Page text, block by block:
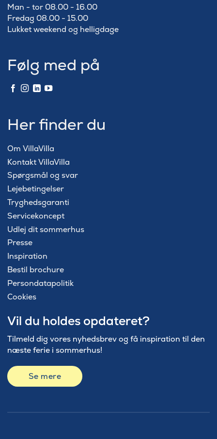
Man - tor 08.00 - 16.00
Fredag 08.00 - 15.00
Lukket weekend og helligdage
Følg med på
Her finder du
Om VillaVilla
Kontakt VillaVilla
Spørgsmål og svar
Lejebetingelser
Tryghedsgaranti
Servicekoncept
Udlej dit sommerhus
Presse
Inspiration
Bestil brochure
Persondatapolitik
Cookies
Vil du holdes opdateret?
Tilmeld dig vores nyhedsbrev og få inspiration til den
næste ferie i sommerhus!
Se mere